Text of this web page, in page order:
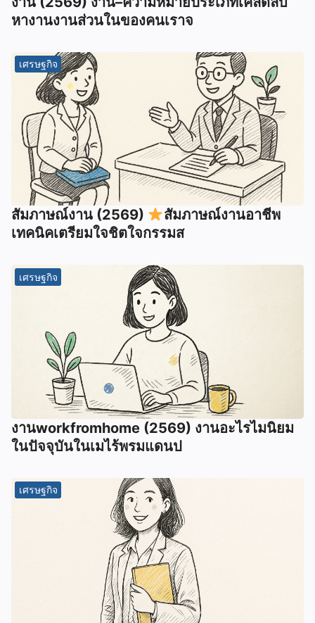
หางานงานส่วนในของคนเราจ
เศรษฐกิจ
สัมภาษณ์งาน (2569)
สัมภาษณ์งานอาชีพ
เทคนิคเตรียมใจชิตใจกรรมส
เศรษฐกิจ
งานworkfromhome (2569) งานอะไรไมนิยม
ในปัจจุบันในเมไร้พรมแดนป
เศรษฐกิจ